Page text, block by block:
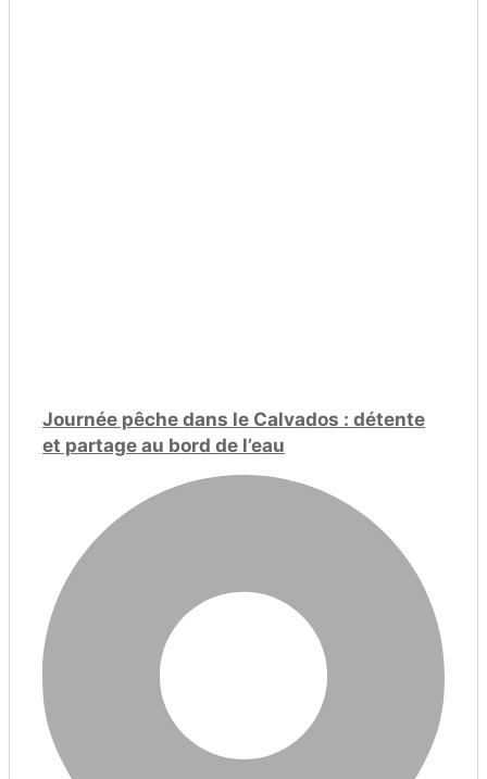
Journée pêche dans le Calvados : détente
et partage au bord de l’eau